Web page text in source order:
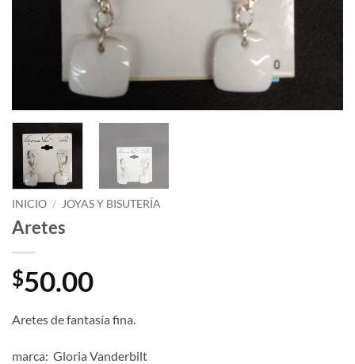
INICIO / JOYAS Y BISUTERÍA
Aretes
$50.00
Aretes de fantasía fina.
marca: Gloria Vanderbilt